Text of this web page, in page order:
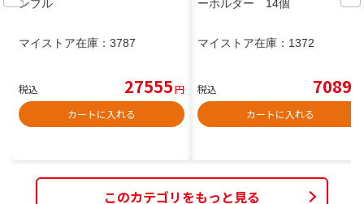
ンブル
マイストア在庫： 3787
税込 27555円
カートに入れる
ーホルダー 14個
マイストア在庫： 1372
税込 7089
カートに入れる
このカテゴリをもっと見る